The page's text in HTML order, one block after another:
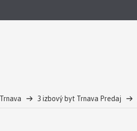
3 izbový byt Trnava Predaj